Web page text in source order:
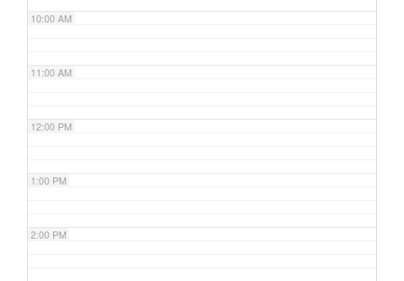
10:00 AM
11:00 AM
12:00 PM
1:00 PM
2:00 PM